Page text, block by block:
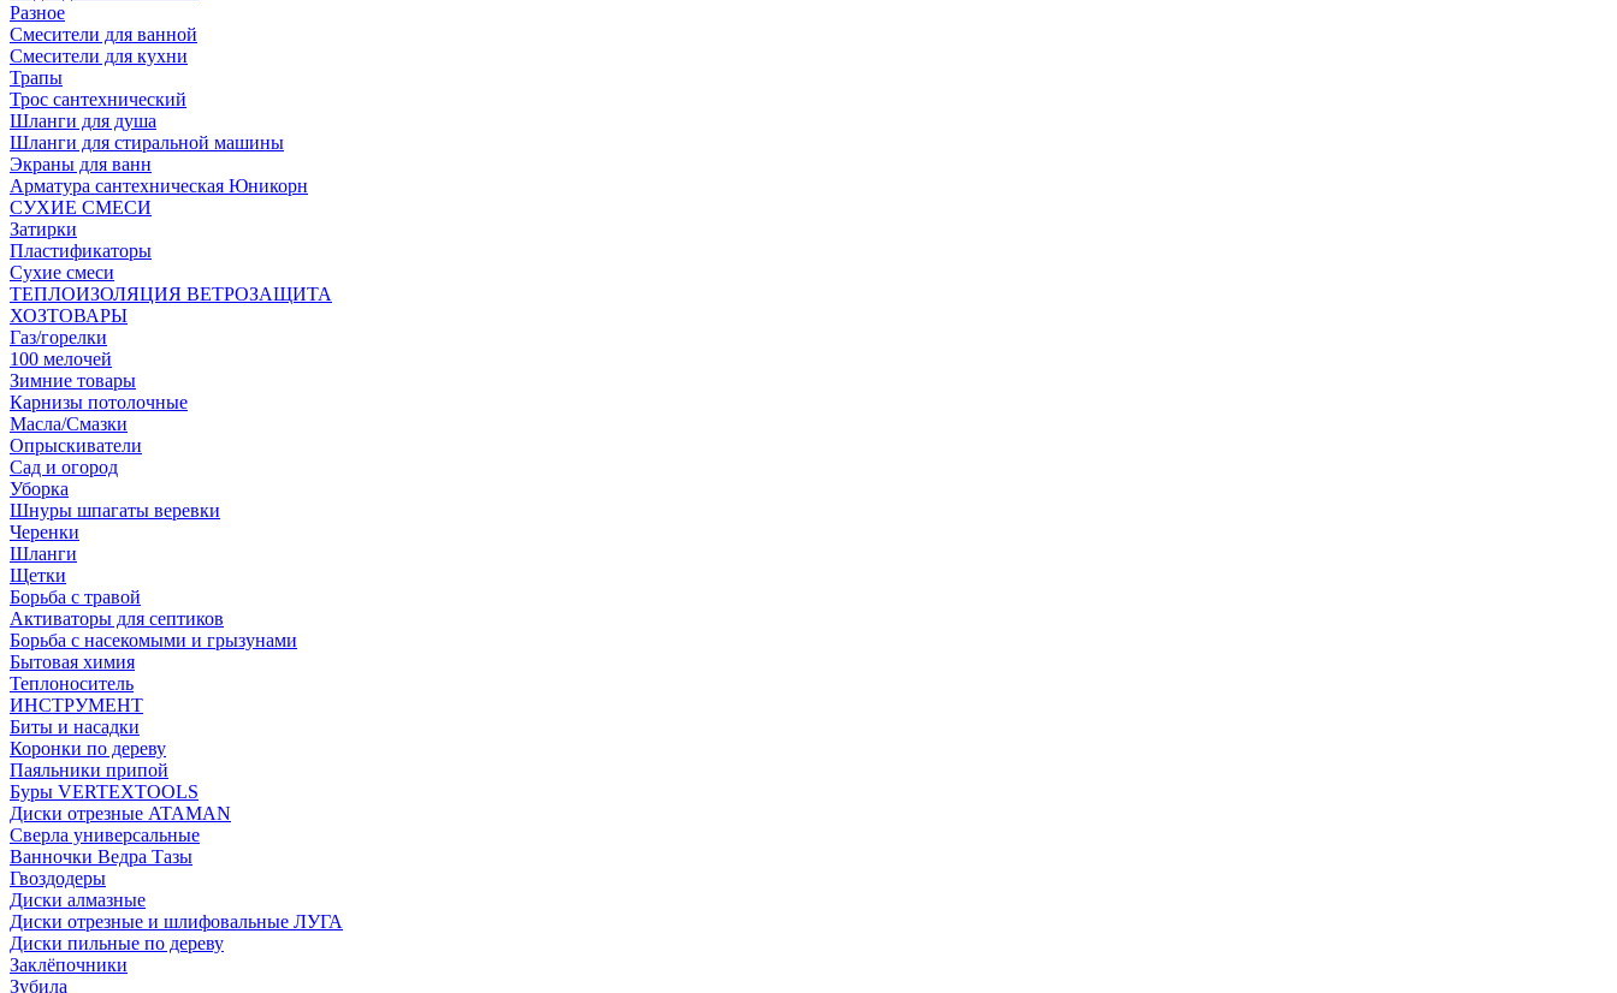
Разное
Смесители для ванной
Смесители для кухни
Трапы
Трос сантехнический
Шланги для душа
Шланги для стиральной машины
Экраны для ванн
Арматура сантехническая Юникорн
СУХИЕ СМЕСИ
Затирки
Пластификаторы
Сухие смеси
ТЕПЛОИЗОЛЯЦИЯ ВЕТРОЗАЩИТА
ХОЗТОВАРЫ
Газ/горелки
100 мелочей
Зимние товары
Карнизы потолочные
Масла/Смазки
Опрыскиватели
Сад и огород
Уборка
Шнуры шпагаты веревки
Черенки
Шланги
Щетки
Борьба с травой
Активаторы для септиков
Борьба с насекомыми и грызунами
Бытовая химия
Теплоноситель
ИНСТРУМЕНТ
Биты и насадки
Коронки по дереву
Паяльники припой
Буры VERTEXTOOLS
Диски отрезные ATAMAN
Сверла универсальные
Ванночки Ведра Тазы
Гвоздодеры
Диски алмазные
Диски отрезные и шлифовальные ЛУГА
Диски пильные по дереву
Заклёпочники
Зубила